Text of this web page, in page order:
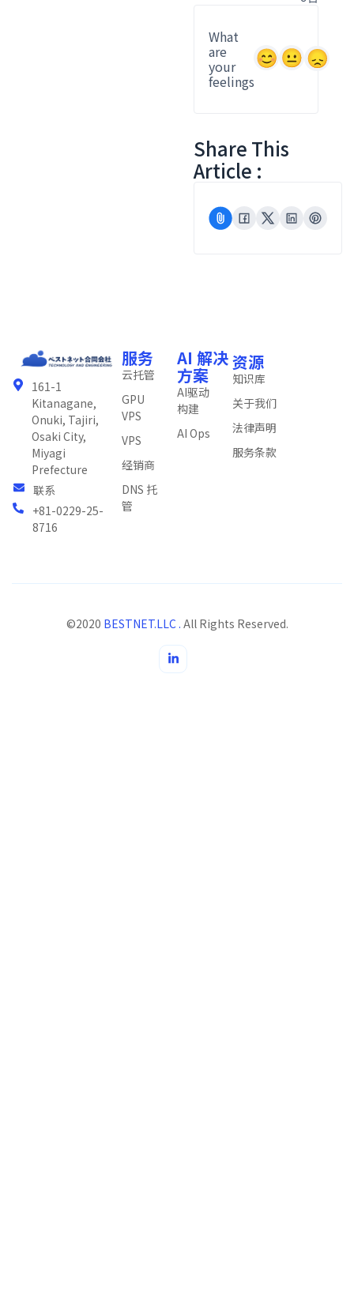
What
are
your
feelings
Share This
Article :
161-1
Kitanagane,
Onuki, Tajiri,
Osaki City,
Miyagi
Prefecture
联系
+81-0229-25-
8716
服务
云托管
GPU
VPS
VPS
经销商
DNS 托
管
AI 解决
方案
AI驱动
构建
AI Ops
资源
知识库
关于我们
法律声明
服务条款
©2020 BESTNET.LLC . All Rights Reserved.